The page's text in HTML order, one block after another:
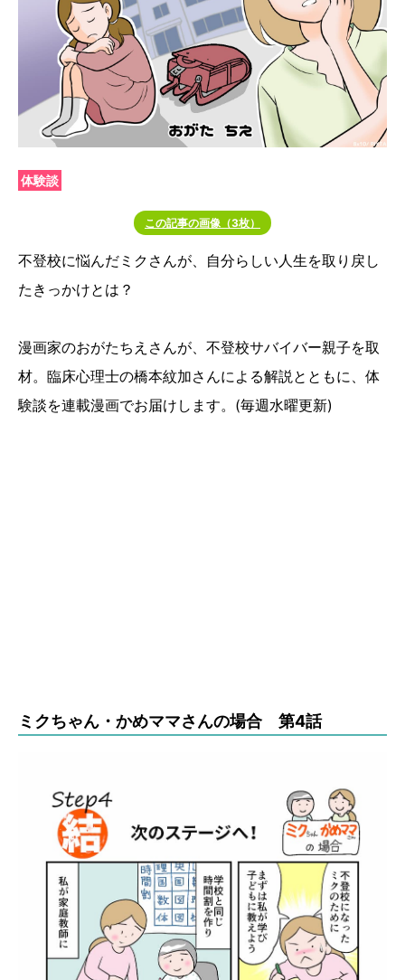
体験談
この記事の画像（3枚）
不登校に悩んだミクさんが、自分らしい人生を取り戻し
たきっかけとは？
漫画家のおがたちえさんが、不登校サバイバー親子を取
材。臨床心理士の橋本紋加さんによる解説とともに、体
験談を連載漫画でお届けします。(毎週水曜更新)
ミクちゃん・かめママさんの場合 第4話